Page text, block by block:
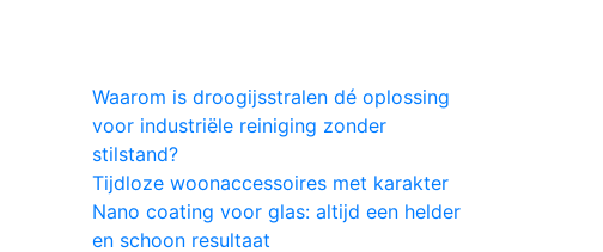
Waarom is droogijsstralen dé oplossing
voor industriële reiniging zonder
stilstand?
Tijdloze woonaccessoires met karakter
Nano coating voor glas: altijd een helder
en schoon resultaat